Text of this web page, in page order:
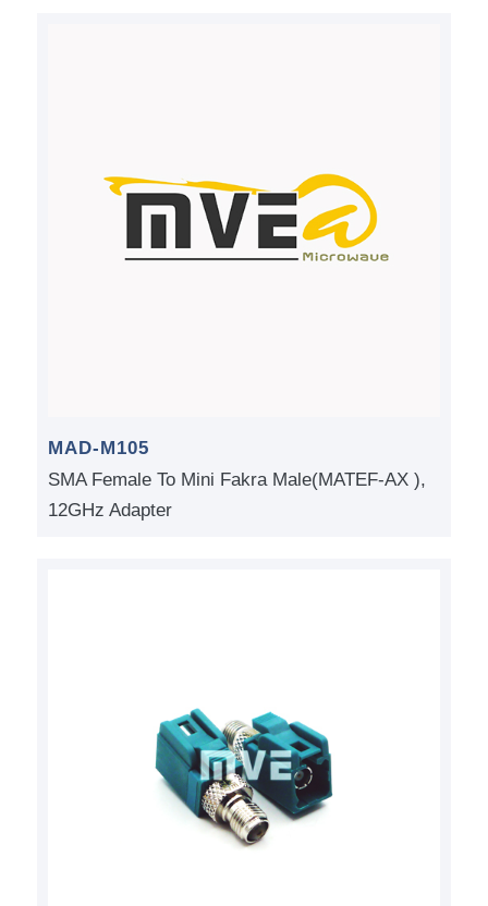
MAD-M105
SMA Female To Mini Fakra Male(MATEF-AX ),
12GHz Adapter